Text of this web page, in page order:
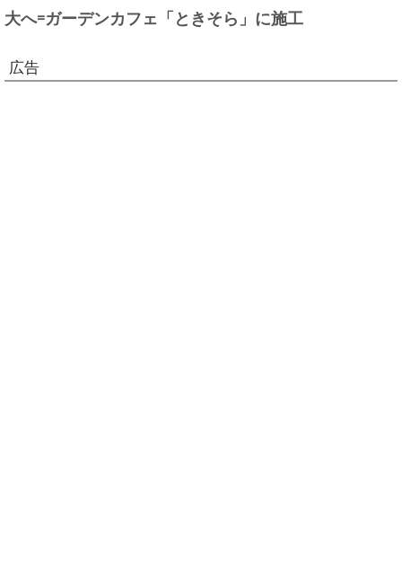
大へ=ガーデンカフェ「ときそら」に施工
広告